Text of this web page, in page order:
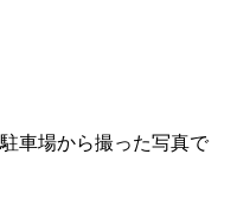
車場から撮った写真で